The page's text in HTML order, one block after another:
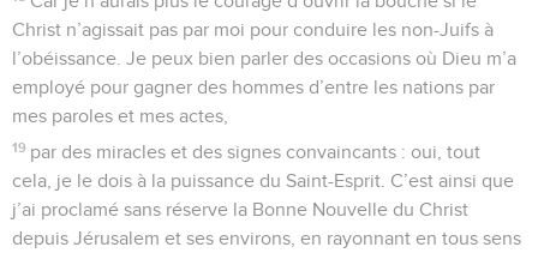
Christ n’agissait pas par moi pour conduire les non-Juifs à
l’obéissance. Je peux bien parler des occasions où Dieu m’a
employé pour gagner des hommes d’entre les nations par
mes paroles et mes actes,
19 par des miracles et des signes convaincants : oui, tout
cela, je le dois à la puissance du Saint-Esprit. C’est ainsi que
j’ai proclamé sans réserve la Bonne Nouvelle du Christ
depuis Jérusalem et ses environs, en rayonnant en tous sens